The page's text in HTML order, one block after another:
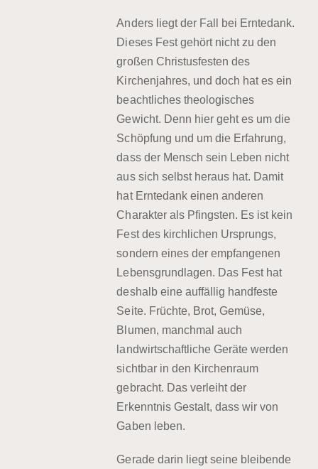
Anders liegt der Fall bei Erntedank.
Dieses Fest gehört nicht zu den
großen Christusfesten des
Kirchenjahres, und doch hat es ein
beachtliches theologisches
Gewicht. Denn hier geht es um die
Schöpfung und um die Erfahrung,
dass der Mensch sein Leben nicht
aus sich selbst heraus hat. Damit
hat Erntedank einen anderen
Charakter als Pfingsten. Es ist kein
Fest des kirchlichen Ursprungs,
sondern eines der empfangenen
Lebensgrundlagen. Das Fest hat
deshalb eine auffällig handfeste
Seite. Früchte, Brot, Gemüse,
Blumen, manchmal auch
landwirtschaftliche Geräte werden
sichtbar in den Kirchenraum
gebracht. Das verleiht der
Erkenntnis Gestalt, dass wir von
Gaben leben.
Gerade darin liegt seine bleibende